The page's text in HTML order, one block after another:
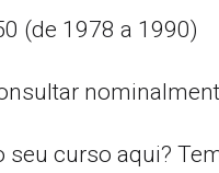
(de 1978 a 1990)
seu curso aqui?